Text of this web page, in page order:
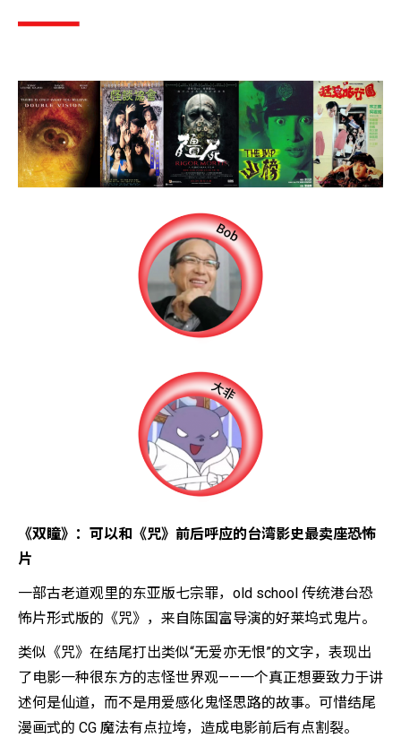
《双瞳》：可以和《咒》前后呼应的台湾影史最卖座恐怖
片
一部古老道观里的东亚版七宗罪，old school 传统港台恐
怖片形式版的《咒》，来自陈国富导演的好莱坞式鬼片。
类似《咒》在结尾打出类似“无爱亦无恨”的文字，表现出
了电影一种很东方的志怪世界观——一个真正想要致力于讲
述何是仙道，而不是用爱感化鬼怪思路的故事。可惜结尾
漫画式的 CG 魔法有点拉垮，造成电影前后有点割裂。